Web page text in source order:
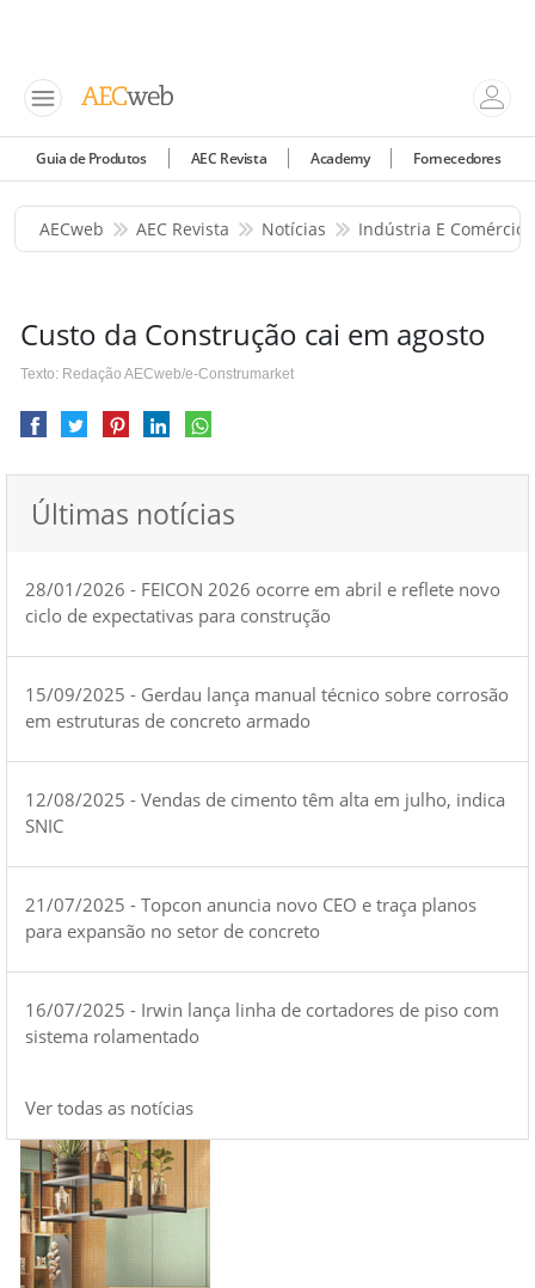
Guia de Produtos AEC Revista Academy Fornecedores
AECweb AEC Revista Notícias Indústria E Comércio
Custo da Construção cai em agosto
Texto: Redação AECweb/e-Construmarket
Últimas notícias
28/01/2026 - FEICON 2026 ocorre em abril e reflete novo
ciclo de expectativas para construção
15/09/2025 - Gerdau lança manual técnico sobre corrosão
em estruturas de concreto armado
12/08/2025 - Vendas de cimento têm alta em julho, indica
SNIC
21/07/2025 - Topcon anuncia novo CEO e traça planos
para expansão no setor de concreto
16/07/2025 - Irwin lança linha de cortadores de piso com
sistema rolamentado
Ver todas as notícias